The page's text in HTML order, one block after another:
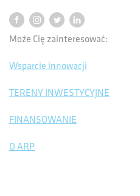
Może Cię zainteresować:
Wsparcie innowacji
TERENY INWESTYCYJNE
FINANSOWANIE
O ARP